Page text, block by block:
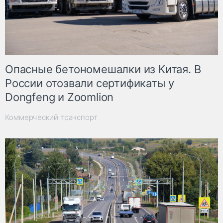
Опасные бетономешалки из Китая. В
России отозвали сертификаты у
Dongfeng и Zoomlion
Коммерческий транспорт